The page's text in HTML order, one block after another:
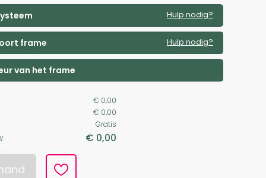
Hulp nodig?
frame Hulp nodig?
van het frame
€ 0,00
€ 0,00
Gratis
€ 0,00